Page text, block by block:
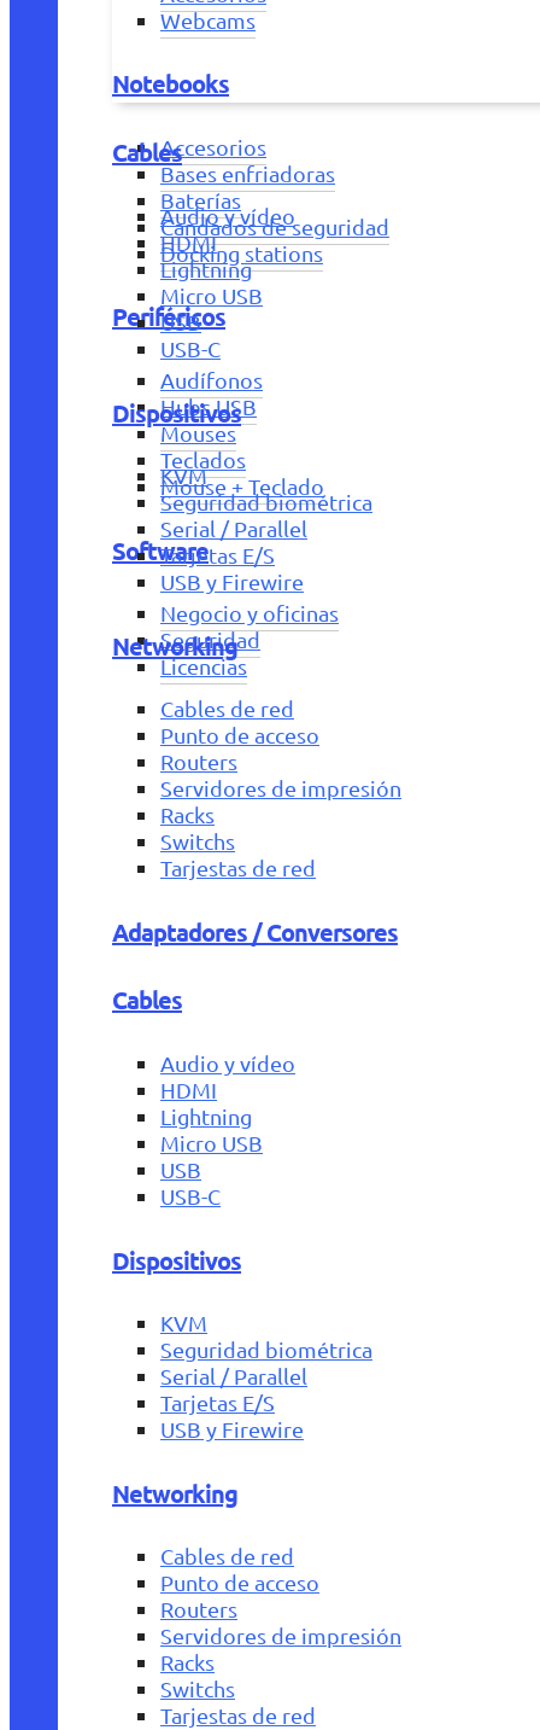
Webcams
Notebooks
Accesorios
Bases enfriadoras
Baterías
Candados de seguridad
Docking stations
Periféricos
Audífonos
Hubs USB
Mouses
Teclados
Mouse + Teclado
Software
Negocio y oficinas
Seguridad
Licencias
Cables
Audio y vídeo
HDMI
Lightning
Micro USB
USB
USB-C
Dispositivos
KVM
Seguridad biométrica
Serial / Parallel
Tarjetas E/S
USB y Firewire
Networking
Cables de red
Punto de acceso
Routers
Servidores de impresión
Racks
Switchs
Tarjestas de red
Adaptadores / Conversores
Cables
Audio y vídeo
HDMI
Lightning
Micro USB
USB
USB-C
Dispositivos
KVM
Seguridad biométrica
Serial / Parallel
Tarjetas E/S
USB y Firewire
Networking
Cables de red
Punto de acceso
Routers
Servidores de impresión
Racks
Switchs
Tarjestas de red